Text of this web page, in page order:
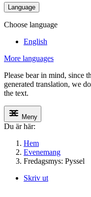
Language
Choose language
English
More languages
Please bear in mind, since
generated translation, we
the text.
Meny
Du är här:
Hem
Evenemang
Fredagsmys: Pyssel
Skriv ut